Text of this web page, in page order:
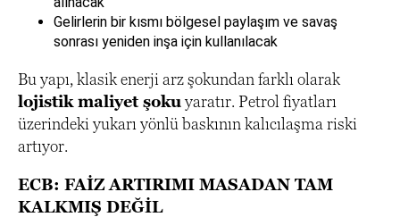
Gelirlerin bir kısmı bölgesel paylaşım ve savaş
sonrası yeniden inşa için kullanılacak
Bu yapı, klasik enerji arz şokundan farklı olarak
lojistik maliyet şokuyaratır. Petrol fiyatları
üzerindeki yukarı yönlü baskının kalıcılaşma riski
artıyor.
ECB: FAİZ ARTIRIMI MASADAN TAM
KALKMIŞ DEĞİL